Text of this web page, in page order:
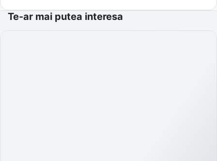
Te-ar mai putea interesa